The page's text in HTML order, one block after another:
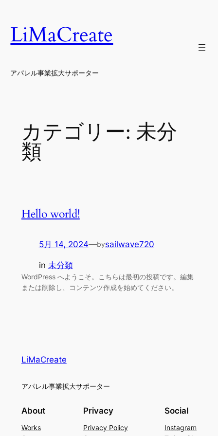
ス
ッ
LiMaCreate
アパレル事業拡大サポーター
カテゴリー: 未分
類
Hello world!
5月 14, 2024—bysailwave720
in 未分類
WordPress へようこそ。こちらは最初の投稿です。編集
または削除し、コンテンツ作成を始めてください。
LiMaCreate
アパレル事業拡大サポーター
About
Works
Privacy
Privacy Policy
Social
Instagram